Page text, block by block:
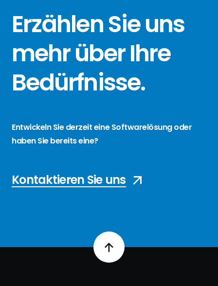
Erzählen Sieuns
mehr überIhre
Bedürfnisse.
Entwickeln Sie derzeit eine Softwarelösung oder
haben Sie bereits eine?
Kontaktieren Sie uns